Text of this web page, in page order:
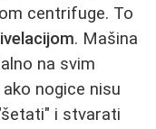
centrifuge. To
. Mašina
na svim
nogice nisu
i stvarati